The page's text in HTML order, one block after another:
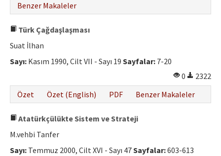
Benzer Makaleler
Türk Çağdaşlaşması
Suat İlhan
Sayı: Kasım 1990, Cilt VII - Sayı 19 Sayfalar: 7-20
0
2322
Özet
Özet (English) PDF Benzer Makaleler
Atatürkçülükte Sistem ve Strateji
M.vehbi Tanfer
Sayı: Temmuz 2000, Cilt XVI - Sayı 47Sayfalar:603-613